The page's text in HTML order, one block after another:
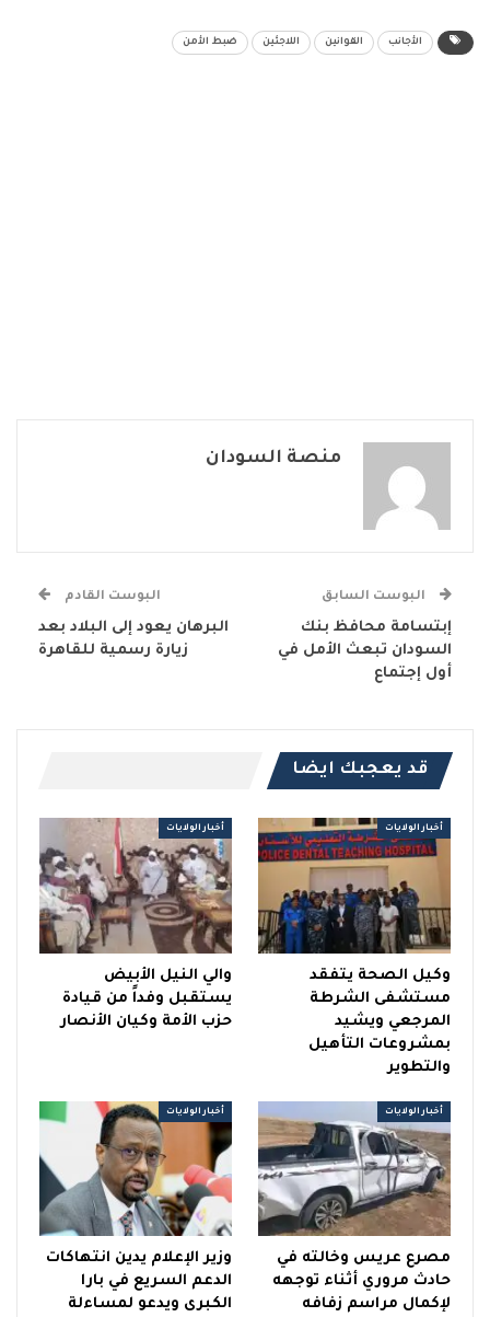
الأجانب القوانين اللاجئين ضبط الأمن
منصة السودان
البوست السابق
إبتسامة محافظ بنك
السودان تبعث الأمل في
أول إجتماع
البوست القادم
البرهان يعود إلى البلاد بعد
زيارة رسمية للقاهرة
قد يعجبك ايضا
أخبار الولايات
وكيل الصحة يتفقد
مستشفى الشرطة
المرجعي ويشيد
بمشروعات التأهيل
والتطوير
أخبار الولايات
والي النيل الأبيض
يستقبل وفداً من قيادة
حزب الأمة وكيان الأنصار
أخبار الولايات
مصرع عريس وخالته في
حادث مروري أثناء توجهه
لإكمال مراسم زفافه
أخبار الولايات
وزير الإعلام يدين انتهاكات
الدعم السريع في بارا
الكبرى ويدعو لمساءلة